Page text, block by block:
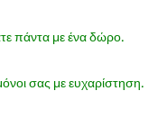
πάντα με ένα δώρο.
σας με ευχαρίστηση.